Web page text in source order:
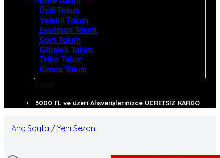
Üçlü Takım
Yelekli Takım
Eşofman Takım
Şort Takım
Gömlek Takım
Triko Takım
Kimon Takım
3000 TL ve üzeri Alışverişlerinizde ÜCRETSİZ KARGO
Ana Sayfa / Yeni Sezon